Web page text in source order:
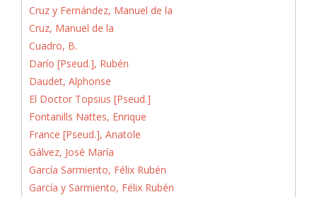
Cruz y Fernández, Manuel de la
Cruz, Manuel de la
Cuadro, B.
Darío [Pseud.], Rubén
Daudet, Alphonse
El Doctor Topsius [Pseud.]
Fontanills Nattes, Enrique
France [Pseud.], Anatole
Gálvez, José María
García Sarmiento, Félix Rubén
García y Sarmiento, Félix Rubén